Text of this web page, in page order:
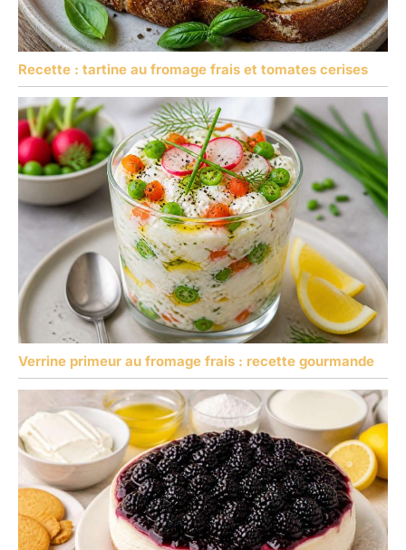
Recette : tartine au fromage frais et tomates cerises
Verrine primeur au fromage frais : recette gourmande